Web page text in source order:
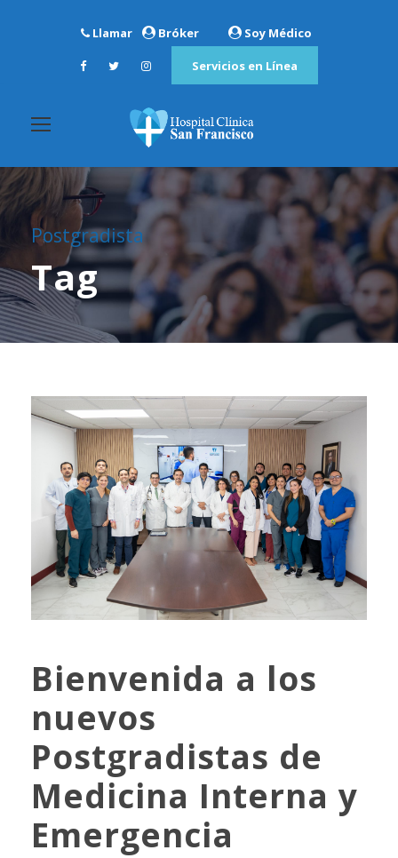
Llamar Bróker Soy Médico
Servicios en Línea
Postgradista
Tag
Bienvenida a los
nuevos
Postgradistas de
Medicina Interna y
Emergencia